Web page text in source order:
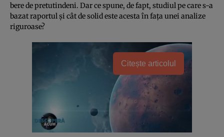
bere de pretutindeni. Dar ce spune, de fapt, studiul pe care s-a
bazat raportul și cât de solid este acesta în fața unei analize
riguroase?
Citește articolul